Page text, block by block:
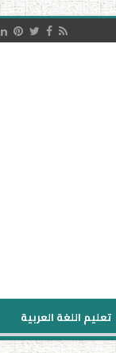
تعليم اللغة العربية